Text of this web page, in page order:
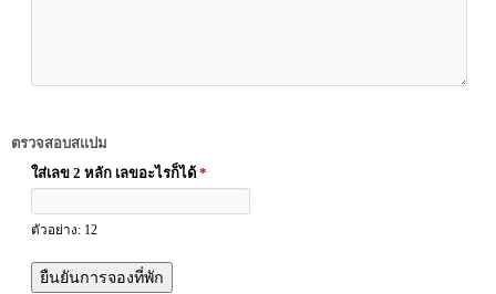
ตรวจสอบสแปม
ใส่เลข 2 หลัก เลขอะไรก็ได้ *
ตัวอย่าง: 12